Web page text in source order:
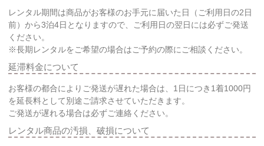
レンタル期間は商品がお客様のお手元に届いた日（ご利用日の2日
前）から3泊4日となりますので、ご利用日の翌日には必ずご発送
ください。
※長期レンタルをご希望の場合はご予約の際にご相談ください。
延滞料金について
お客様の都合によりご発送が遅れた場合は、1日につき1着1000円
を延長料として別途ご請求させていただきます。
ご発送が遅れる場合は必ずご連絡ください。
レンタル商品の汚損、破損について